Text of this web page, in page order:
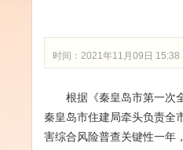
时间：2021年11月09日 15:38
根据《秦皇岛市第一次全
秦皇岛市住建局牵头负责全
害综合风险普查关键性一年